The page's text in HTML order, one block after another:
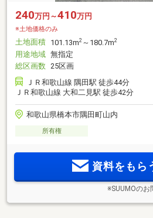
240万円～410万円
※土地価格のみ
土地面積 101.13m2 ～180.7m2
用途地域 無指定
総区画数 25区画
ＪＲ和歌山線 隅田駅 徒歩44分
ＪＲ和歌山線 大和二見駅 徒歩42分
和歌山県橋本市隅田町山内
所有権
資料をもら
※SUUMOのお